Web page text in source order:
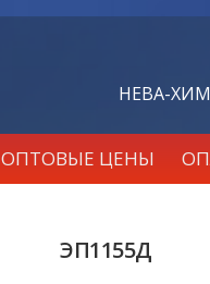
НЕВА-
ОПТОВЫЕ ЦЕНЫ
ЭП1155Д